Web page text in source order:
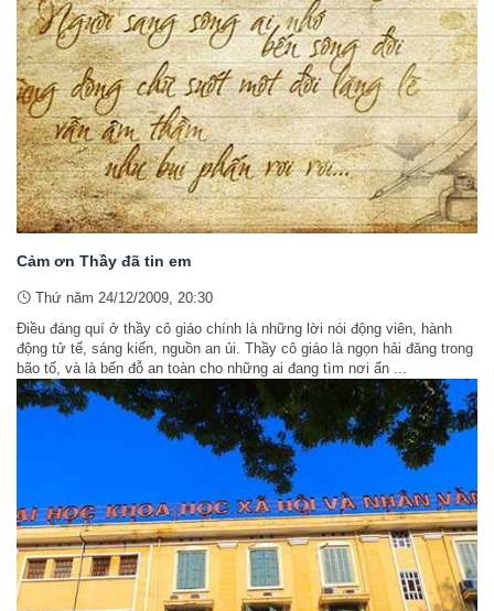
Cảm ơn Thầy đã tin em
Thứ năm 24/12/2009, 20:30
Điều đáng quí ở thầy cô giáo chính là những lời nói động viên, hành
động tử tế, sáng kiến, nguồn an ủi. Thầy cô giáo là ngọn hải đăng trong
bão tố, và là bến đỗ an toàn cho những ai đang tìm nơi ẩn ...